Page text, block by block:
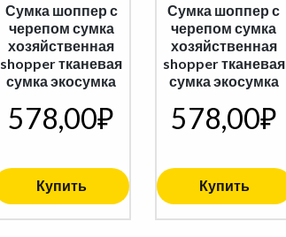
Сумка шоппер с
черепом сумка
хозяйственная
shopper тканевая
сумка экосумка
578,00₽
Купить
Сумка шоппер с
черепом сумка
хозяйственная
shopper тканевая
сумка экосумка
578,00₽
Купить